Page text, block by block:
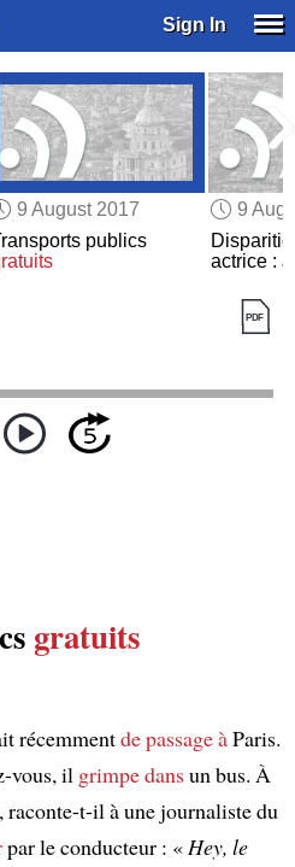
Sign In
9 August 2017
publics
9
actrice :
gratuits
récemmentde passage àParis.
vous, il grimpe dansun bus. À
raconte-t-il à une journaliste du
par le conducteur : «Hey, le